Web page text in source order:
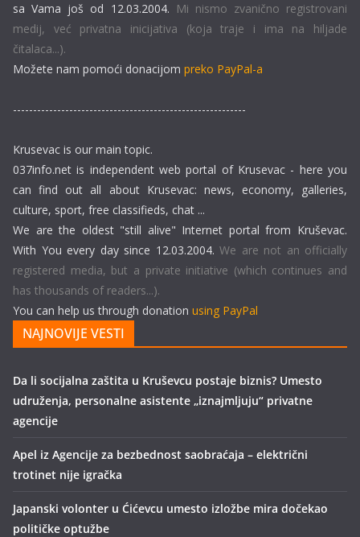
sa Vama još od 12.03.2004. Mi nismo zvanično registrovani
medij, već privatna inicijativa (koja traje i ima na hiljade
čitalaca...).
Možete nam pomoći donacijom preko PayPal-a
----------------------------------------------------------
Krusevac is our main topic.
037info.net is independent web portal of Krusevac - here you
can find out all about Krusevac: news, economy, galleries,
culture, sport, free classifieds, chat ...
We are the oldest "still alive" Internet portal from Kruševac.
With You every day since 12.03.2004. We are not an officially
registered media, but a private initiative (which continues and
has thousands of readers...).
You can help us through donation using PayPal
NAJNOVIJE VESTI
Da li socijalna zaštita u Kruševcu postaje biznis? Umesto
udruženja, personalne asistente „iznajmljuju“ privatne
agencije
Apel iz Agencije za bezbednost saobraćaja – električni
trotinet nije igračka
Japanski volonter u Ćićevcu umesto izložbe mira dočekao
političke optužbe